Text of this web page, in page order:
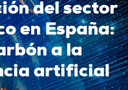
del sector
en España:
a la
artificial